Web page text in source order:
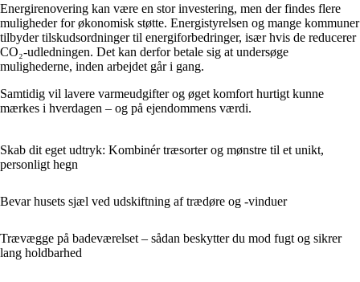
Energirenovering kan være en stor investering, men der findes flere
muligheder for økonomisk støtte. Energistyrelsen og mange kommuner
tilbyder tilskudsordninger til energiforbedringer, især hvis de reducerer
CO₂-udledningen. Det kan derfor betale sig at undersøge
mulighederne, inden arbejdet går i gang.
Samtidig vil lavere varmeudgifter og øget komfort hurtigt kunne
mærkes i hverdagen – og på ejendommens værdi.
Skab dit eget udtryk: Kombinér træsorter og mønstre til et unikt,
personligt hegn
Bevar husets sjæl ved udskiftning af trædøre og -vinduer
Trævægge på badeværelset – sådan beskytter du mod fugt og sikrer
lang holdbarhed